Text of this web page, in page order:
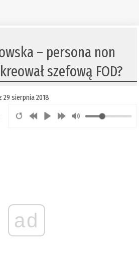
– persona non
szefową FOD?
29 sierpnia 2018
ad